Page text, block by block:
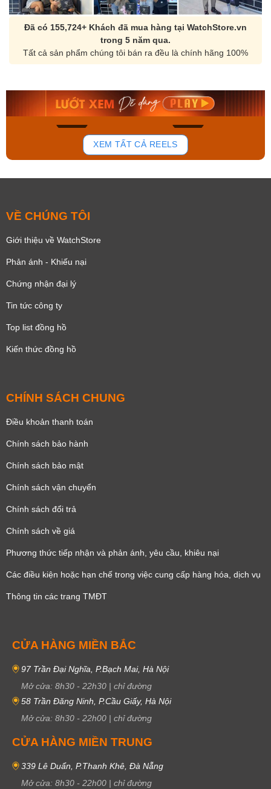
Đã có 155,724+ Khách đã mua hàng tại WatchStore.vn
trong 5 năm qua.
Tất cả sản phẩm chúng tôi bán ra đều là chính hãng 100%
137
Orient Nam RA-
Mua ngay
Casio Nam MTS-
Mua ngay
XEM TẤT CẢ REELS
VỀ CHÚNG TÔI
Giới thiệu về WatchStore
Phản ánh - Khiếu nại
Chứng nhận đại lý
Tin tức công ty
Top list đồng hồ
Kiến thức đồng hồ
CHÍNH SÁCH CHUNG
Điều khoản thanh toán
Chính sách bảo hành
Chính sách bảo mật
Chính sách vận chuyển
Chính sách đổi trả
Chính sách về giá
Phương thức tiếp nhận và phản ánh, yêu cầu, khiêu nại
Các điều kiện hoặc hạn chế trong việc cung cấp hàng hóa, dịch vụ
Thông tin các trang TMĐT
CỬA HÀNG MIỀN BẮC
97 Trần Đại Nghĩa, P.Bạch Mai, Hà Nội
Mở cửa: 8h30 - 22h30 | chỉ đường
58 Trần Đăng Ninh, P.Cầu Giấy, Hà Nội
Mở cửa: 8h30 - 22h00 | chỉ đường
CỬA HÀNG MIỀN TRUNG
339 Lê Duẩn, P.Thanh Khê, Đà Nẵng
Mở cửa: 8h30 - 22h00 | chỉ đường